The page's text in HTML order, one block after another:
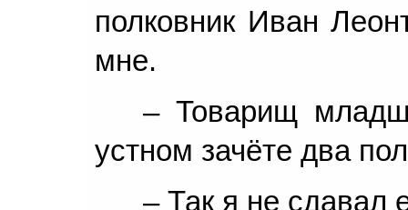
полковник Иван
мне.
– Товарищ
устном зачёте два
– Так я не сдавал